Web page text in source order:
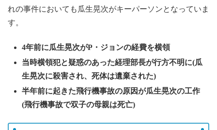
れの事件においても瓜生晃次がキーパーソンとなっていま
す。
4年前に瓜生晃次がP・ジョンの経費を横領
当時横領犯と疑惑のあった経理部長が行方不明に(瓜
生晃次に殺害され、死体は遺棄された)
半年前に起きた飛行機事故の原因が瓜生晃次の工作
(飛行機事故で双子の母親は死亡)